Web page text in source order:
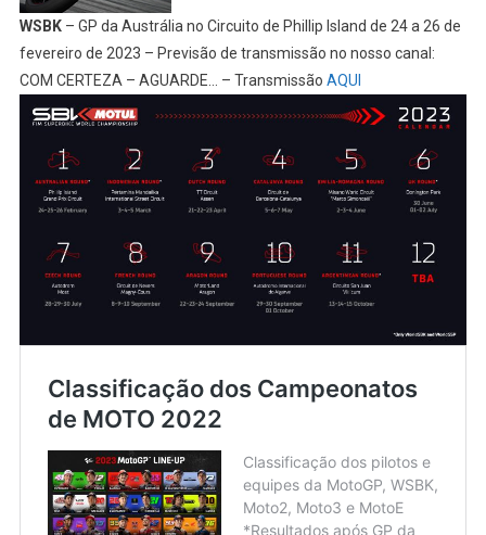
WSBK– GP da Austrália no Circuito de Phillip Island de 24 a 26 de
fevereiro de 2023 – Previsão de transmissão no nosso canal:
COM CERTEZA – AGUARDE… – Transmissão AQUI